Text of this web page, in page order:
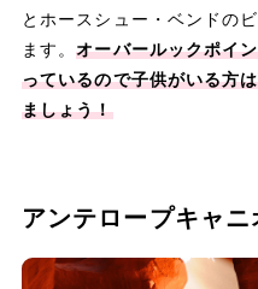
とホースシュー・ベンドの
ます。オーバールックポイ
っているので子供がいる方
ましょう！
アンテロープキャ